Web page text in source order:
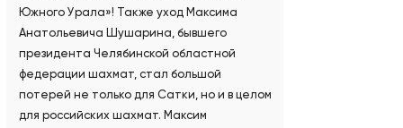
Южного Урала»! Также уход Максима
Анатольевича Шушарина, бывшего
президента Челябинской областной
федерации шахмат, стал большой
потерей не только для Сатки, но и в целом
для российских шахмат. Максим